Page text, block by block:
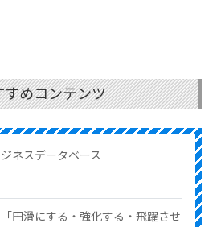
すめコンテンツ
ネスデータベース
円滑にする・強化する・飛躍させ